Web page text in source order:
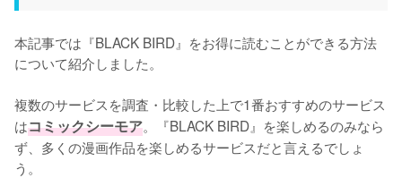
本記事では『BLACK BIRD』をお得に読むことができる方法
について紹介しました。
複数のサービスを調査・比較した上で1番おすすめのサービス
はコミックシーモア。『BLACK BIRD』を楽しめるのみなら
ず、多くの漫画作品を楽しめるサービスだと言えるでしょ
う。